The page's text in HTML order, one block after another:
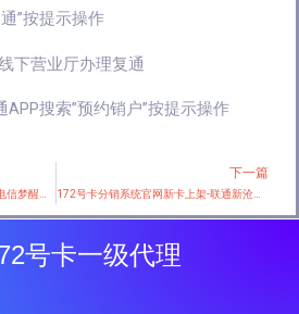
”按提示操作
下营业厅办理复通
搜索”预约销户”按提示操作
下一篇
172号卡分销系统官网新卡上架-联通新沧蝶卡【首年29元155G】
号卡一级代理